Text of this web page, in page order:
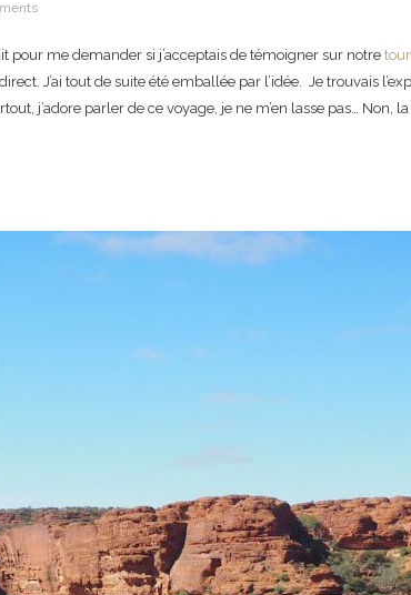
pour me demander si j’acceptais de témoigner sur notre
J’ai tout de suite été emballée par l’idée. Je trouvais
j’adore parler de ce voyage, je ne m’en lasse pas… Non,